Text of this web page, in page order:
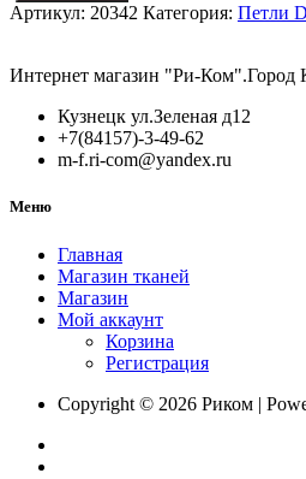
DTC
On
45мм
(C98B275)
Артикул: 20342 Категория: Петли
Интернет магазин "Ри-Ком".Город
Кузнецк ул.Зеленая д12
+7(84157)-3-49-62
m-f.ri-com@yandex.ru
Меню
Главная
Магазин тканей
Магазин
Мой аккаунт
Корзина
Регистрация
Copyright © 2026 Риком |